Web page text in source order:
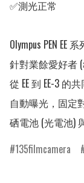
✅測光正常
Olympus PEN EE
針對業餘愛好者
從 EE 到 EE-3 的
自動曝光，固定
硒電池 (光電池)
135filmcamera